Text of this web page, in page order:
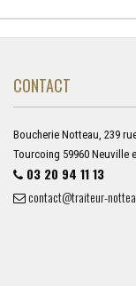
CONTACT
Boucherie Notteau, 239
Tourcoing 59960 Neuville
03 20 94 11 13
contact@traiteur-